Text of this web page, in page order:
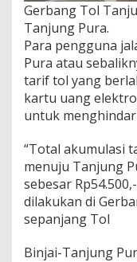
Gerbang Tol
Tanjung Pura.
Para pengguna
Pura atau
tarif tol yang
kartu uang
untuk
“Total akumulasi
menuju Tanjung
sebesar
dilakukan di
sepanjang Tol
Binjai-Tanjung